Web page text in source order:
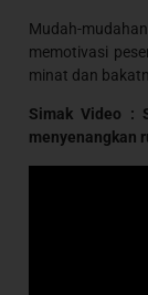
Mudah-
memotivasi
minat dan
Simak Video :
menyenangkan